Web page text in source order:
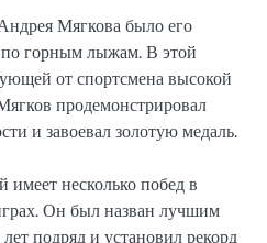
Мягкова было его
горным лыжам. В этой
от спортсмена высокой
продемонстрировал
и завоевал золотую медаль.
несколько побед в
Он был назван лучшим
подряд и установил рекорд